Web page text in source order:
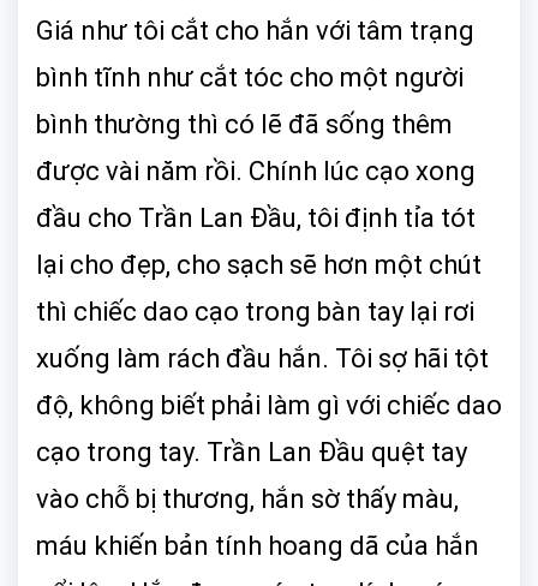
Giá như tôi cắt cho hắn với tâm trạng
bình tĩnh như cắt tóc cho một người
bình thường thì có lẽ đã sống thêm
được vài năm rồi. Chính lúc cạo xong
đầu cho Trần Lan Đầu, tôi định tỉa tót
lại cho đẹp, cho sạch sẽ hơn một chút
thì chiếc dao cạo trong bàn tay lại rơi
xuống làm rách đầu hắn. Tôi sợ hãi tột
độ, không biết phải làm gì với chiếc dao
cạo trong tay. Trần Lan Đầu quệt tay
vào chỗ bị thương, hắn sờ thấy màu,
máu khiến bản tính hoang dã của hắn